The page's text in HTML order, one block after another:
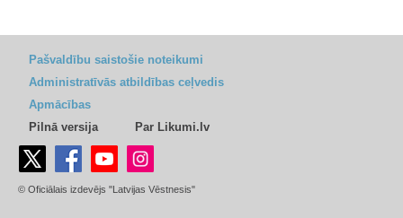
Pašvaldību saistošie noteikumi
Administratīvās atbildības ceļvedis
Apmācības
Pilnā versija
Par Likumi.lv
© Oficiālais izdevējs "Latvijas Vēstnesis"